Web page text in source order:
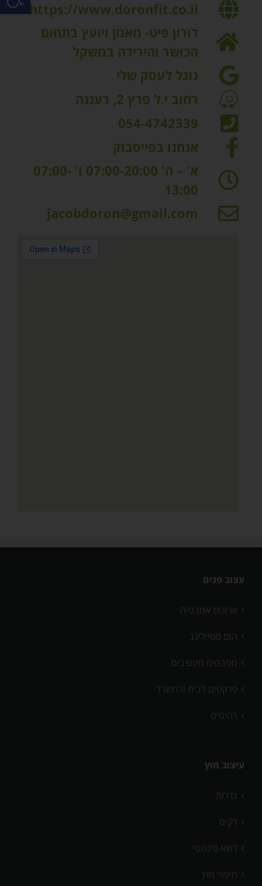
https://www.doronfit.co.il
דורון פיט- מאמן ויועץ בתחום
הכושר והירידה במשקל​
גוגל לעסק שלי
רחוב י.ל פרץ 2, רעננה
054-4742339
אנחנו בפייסבוק
א' – ה' 07:00-20:00 ו' 07:00-
13:00
jacobdoron@gmail.com
עצוב פנים
ארונות אמבטיה
הום סטיילינג
מטבחים מעוצבים
פרקטים לבית ולמשרד
רהיטים
עיצוב חוץ
גדרות
דקים
דשא סינטטי
חיפויי חוץ